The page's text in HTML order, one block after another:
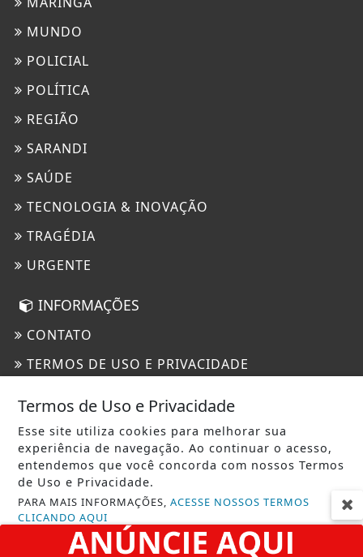
MUNDO
POLICIAL
POLÍTICA
REGIÃO
SARANDI
SAÚDE
TECNOLOGIA & INOVAÇÃO
TRAGÉDIA
URGENTE
INFORMAÇÕES
CONTATO
TERMOS DE USO E PRIVACIDADE
FIQUE POR DENTRO DAS PRINCIPAIS NOTÍCIAS DE SARANDI E REGIÃO
AQUI
Termos de Uso e Privacidade
Esse site utiliza cookies para melhorar sua
experiência de navegação. Ao continuar o acesso,
entendemos que você concorda com nossos Termos
de Uso e Privacidade.
PARA MAIS INFORMAÇÕES,ACESSE NOSSOS TERMOS
CLICANDO AQUI
PROSSEGUIR